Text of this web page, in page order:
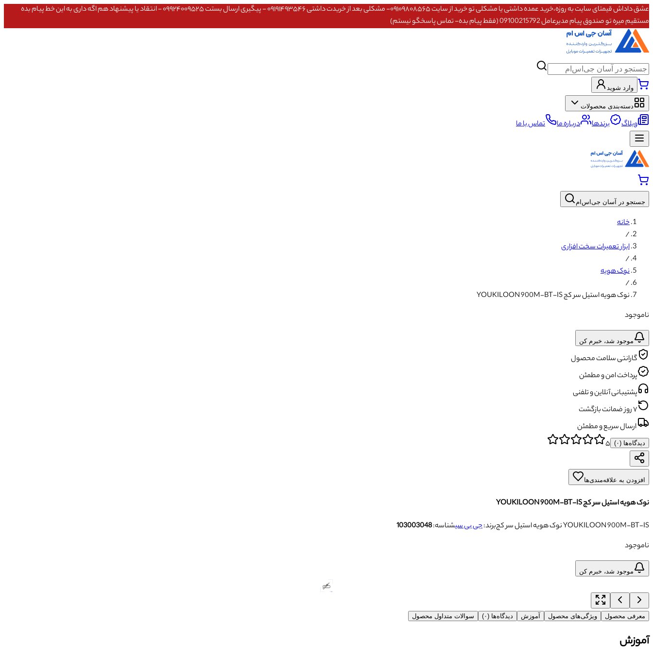
عشق داداش قیمتای سایت به روزه،خرید عمده داشتی یا مشکلی تو خرید از سایت ۰۹۱۰۹۸۰۸۵۶۵- مشکلی بعد از خریدت داشتی ۰۹۱۹۱۴۹۳۵۴۶ - پیگیری ارسال بستت ۰۹۹۲۴۰۰۹۵۲۵ - انتقاد یا پیشنهاد هم اگه داری به این خط پیام بده
مستقیم میره تو صندوق پیام مدیرعامل 09100215792 (فقط پیام بده- تماس پاسخگو نیستم)
وارد شوید
دسته‌بندی محصولات
وبلاگ برندها درباره ما تماس با ما
جستجو در آسان جی‌اس‌ام
خانه
/
ابزار تعمیرات سخت افزاری
/
نوک هویه
/
نوک هویه استیل سر کج YOUKILOON 900M-BT-IS
ناموجود
موجود شد، خبرم کن
گارانتی سلامت محصول
پرداخت امن و مطمئن
پشتیبانی آنلاین و تلفنی
۷ روز ضمانت بازگشت
ارسال سریع و مطمئن
دیدگاه‌ها (۰) ۵
افزودن به علاقه‌مندی‌ها
نوک هویه استیل سر کج YOUKILOON 900M-BT-IS
نوک هویه استیل سر کج YOUKILOON 900M-BT-IS
برند:جی بی سیشناسه:103003048
ناموجود
موجود شد، خبرم کن
معرفی محصول ویژگی‌های محصول آموزش دیدگاه‌ها (۰) سوالات متداول محصول
آموزش